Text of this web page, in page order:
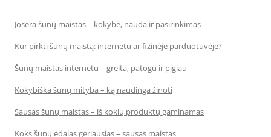
Josera šunų maistas – kokybė, nauda ir pasirinkimas
Kur pirkti šunų maistą: internetu ar fizinėje parduotuvėje?
Šunų maistas internetu – greita, patogu ir pigiau
Kokybiška šunų mityba – ką naudinga žinoti
Sausas šunų maistas – iš kokių produktų gaminamas
Koks šunų ėdalas geriausias – sausas maistas